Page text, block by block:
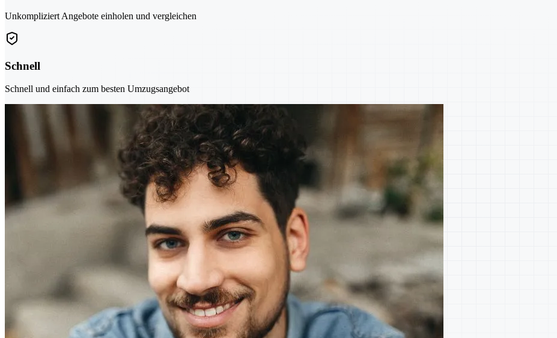
Unkompliziert Angebote einholen und vergleichen
Schnell
Schnell und einfach zum besten Umzugsangebot